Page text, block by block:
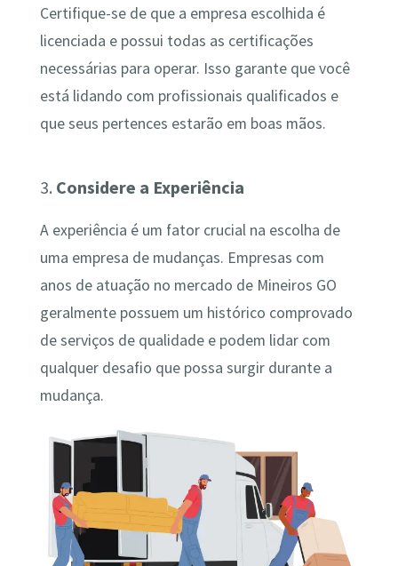
Certifique-se de que a empresa escolhida é
licenciada e possui todas as certificações
necessárias para operar. Isso garante que você
está lidando com profissionais qualificados e
que seus pertences estarão em boas mãos.
3. Considere a Experiência
A experiência é um fator crucial na escolha de
uma empresa de mudanças. Empresas com
anos de atuação no mercado de Mineiros GO
geralmente possuem um histórico comprovado
de serviços de qualidade e podem lidar com
qualquer desafio que possa surgir durante a
mudança.